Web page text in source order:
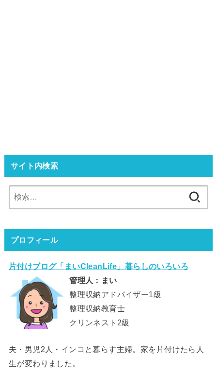
サイト内検索
索:
プロフィール
片付けブログ「まいCleanLife」暮らしのいろいろ
管理人：まい
整理収納アドバイザー1級
整理収納教育士
クリンネスト2級
夫・男児2人・インコと暮らす主婦。家を片付けたら人
生が変わりました。